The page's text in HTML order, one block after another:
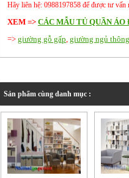
Hãy liên hệ: 0988197858 để được tư vấn
XEM => CÁC MẪU TỦ QUẦN
=> giường gỗ gấp, giường ngủ
Sản phẩm cùng danh mục :